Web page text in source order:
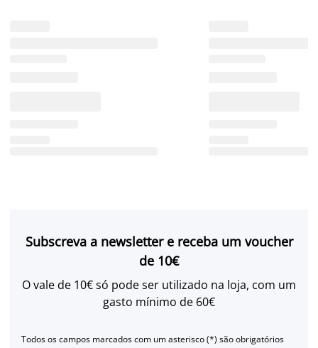
Subscreva a newsletter e receba um voucher
de 10€
O vale de 10€ só pode ser utilizado na loja, com um
gasto mínimo de 60€
Todos os campos marcados com um asterisco (*) são obrigatórios